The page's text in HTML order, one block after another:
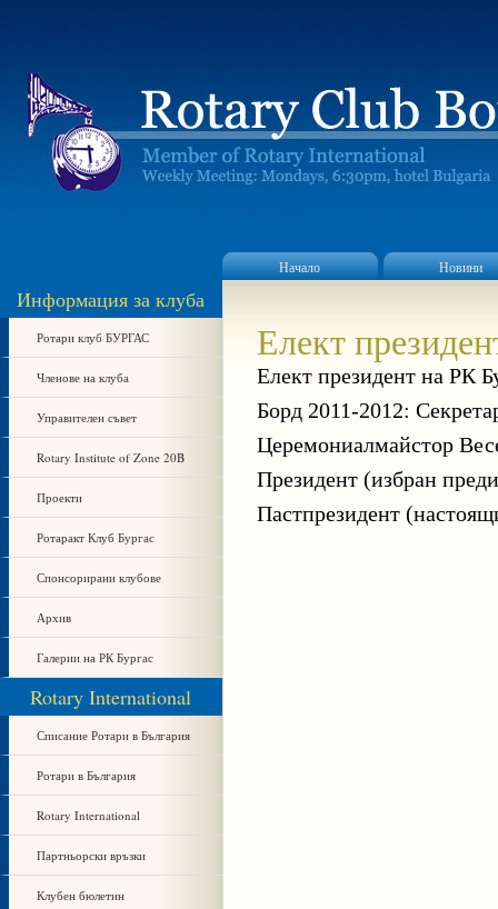
Начало Новини
Информация за клуба
Ротари клуб БУРГАС
Членове на клуба
Управителен съвет
Rotary Institute of Zone 20B
Проекти
Ротаракт Клуб Бургас
Спонсорирани клубове
Архив
Галерии на РК Бургас
Rotary International
Списание Ротари в България
Ротари в България
Rotary International
Партньорски връзки
Клубен бюлетин
Елект
Елект президент на РК
Борд 2011-2012:
Церемониалмайстор
Президент (избран
Пастпрезидент